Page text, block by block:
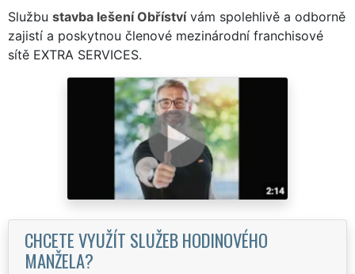
Službu stavba lešení Obřístvívám spolehlivě a odborně
zajistí a poskytnou členové mezinárodní franchisové
sítě EXTRA SERVICES.
CHCETE VYUŽÍT SLUŽEB HODINOVÉHO
MANŽELA?